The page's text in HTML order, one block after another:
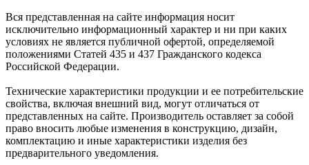
Вся представленная на сайте информация носит
исключительно информационный характер и ни при каких
условиях не является публичной офертой, определяемой
положениями Статей 435 и 437 Гражданского кодекса
Российской Федерации.
Технические характеристики продукции и ее потребительские
свойства, включая внешний вид, могут отличаться от
представленных на сайте. Производитель оставляет за собой
право вносить любые изменения в конструкцию, дизайн,
комплектацию и иные характеристики изделия без
предварительного уведомления.